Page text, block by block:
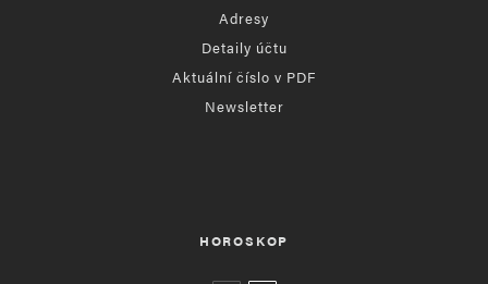
Adresy
Detaily účtu
Aktuální číslo v PDF
Newsletter
HOROSKOP